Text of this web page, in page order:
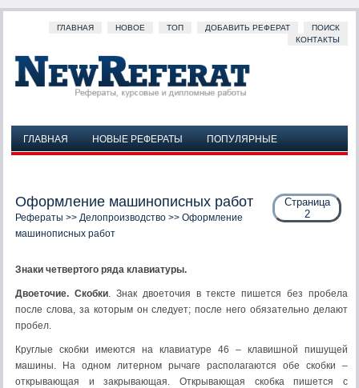
ГЛАВНАЯ НОВОЕ ТОП ДОБАВИТЬ РЕФЕРАТ
ПОИСК
КОНТАКТЫ
ГЛАВНАЯ НОВЫЕ РЕФЕРАТЫ
ПОПУЛЯРНЫЕ
Страница
2
Оформление машинописных работ
Рефераты >> Делопроизводство >> Оформление
машинописных работ
Знаки четвертого ряда клавиатуры.
Двоеточие. Скобки. Знак двоеточия в тексте пишется без пробела
после слова, за которым он следует; после него обязательно делают
пробел.
Круглые скобки имеются на клавиатуре 46 – клавишной пишущей
машины. На одном литерном рычаге располагаются обе скобки –
открывающая и закрывающая. Открывающая скобка пишется с